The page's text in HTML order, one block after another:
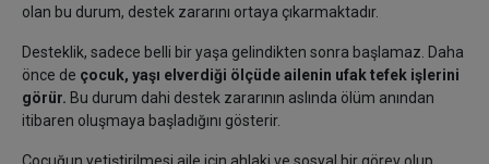
olan bu durum, destek zararını ortaya çıkarmaktadır.
Desteklik, sadece belli bir yaşa gelindikten sonra başlamaz. Daha
önce de çocuk, yaşı elverdiği ölçüde ailenin ufak tefek işlerini
görür. Bu durum dahi destek zararının aslında ölüm anından
itibaren oluşmaya başladığını gösterir.